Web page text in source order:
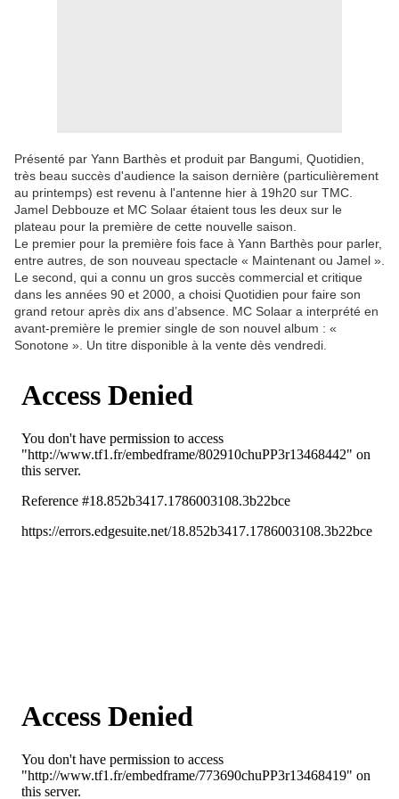
Présenté par Yann Barthès et produit par Bangumi, Quotidien,
très beau succès d'audience la saison dernière (particulièrement
au printemps) est revenu à l'antenne hier à 19h20 sur TMC.
Jamel Debbouze et MC Solaar étaient tous les deux sur le
plateau pour la première de cette nouvelle saison.
Le premier pour la première fois face à Yann Barthès pour parler,
entre autres, de son nouveau spectacle « Maintenant ou Jamel ».
Le second, qui a connu un gros succès commercial et critique
dans les années 90 et 2000, a choisi Quotidien pour faire son
grand retour après dix ans d’absence. MC Solaar a interprété en
avant-première le premier single de son nouvel album : «
Sonotone ». Un titre disponible à la vente dès vendredi.